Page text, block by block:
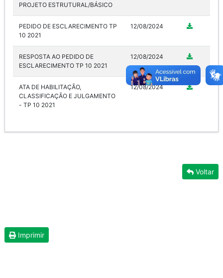
PROJETO ESTRUTURAL/BÁSICO
PEDIDO DE ESCLARECIMENTO TP
10 2021
12/08/2024
RESPOSTA AO PEDIDO DE
ESCLARECIMENTO TP 10 2021
12/08/2024
ATA DE HABILITAÇÃO,
CLASSIFICAÇÃO E JULGAMENTO
- TP 10 2021
12/08/2024
Voltar
Imprimir